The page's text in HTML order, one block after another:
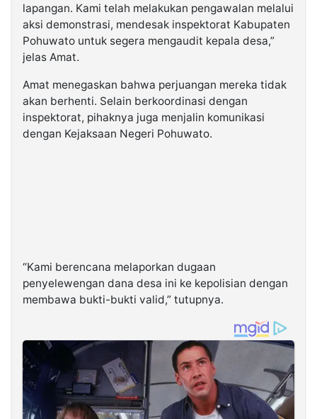
lapangan. Kami telah melakukan pengawalan melalui
aksi demonstrasi, mendesak inspektorat Kabupaten
Pohuwato untuk segera mengaudit kepala desa,”
jelas Amat.
Amat menegaskan bahwa perjuangan mereka tidak
akan berhenti. Selain berkoordinasi dengan
inspektorat, pihaknya juga menjalin komunikasi
dengan Kejaksaan Negeri Pohuwato.
“Kami berencana melaporkan dugaan
penyelewengan dana desa ini ke kepolisian dengan
membawa bukti-bukti valid,” tutupnya.